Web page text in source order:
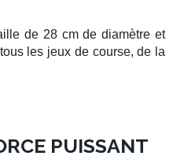
de 28 cm de diamètre et
les jeux de course, de la
PUISSANT